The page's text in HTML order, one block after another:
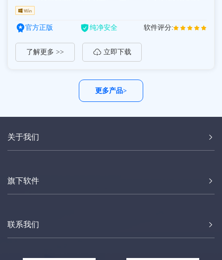
官方正版 纯净安全 软件评分:
了解更多 >> 立即下载
更多产品>
关于我们
旗下软件
联系我们